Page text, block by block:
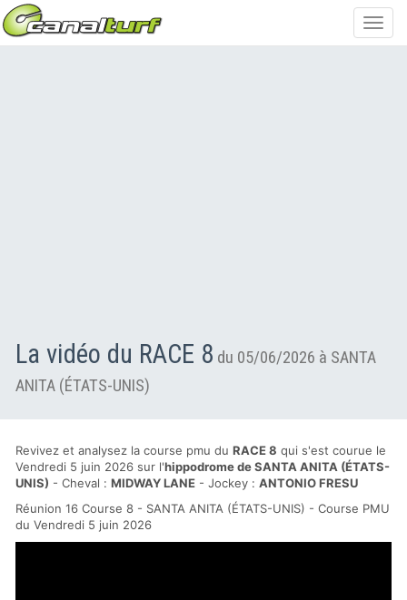
La vidéo du RACE 8 du 05/06/2026 à SANTA
ANITA (ÉTATS-UNIS)
Revivez et analysez la course pmu du RACE 8 qui s'est courue le
Vendredi 5 juin 2026 sur l'hippodrome de SANTA ANITA (ÉTATS-
UNIS) - Cheval : MIDWAY LANE - Jockey : ANTONIO FRESU
Réunion 16 Course 8 - SANTA ANITA (ÉTATS-UNIS) - Course PMU
du Vendredi 5 juin 2026